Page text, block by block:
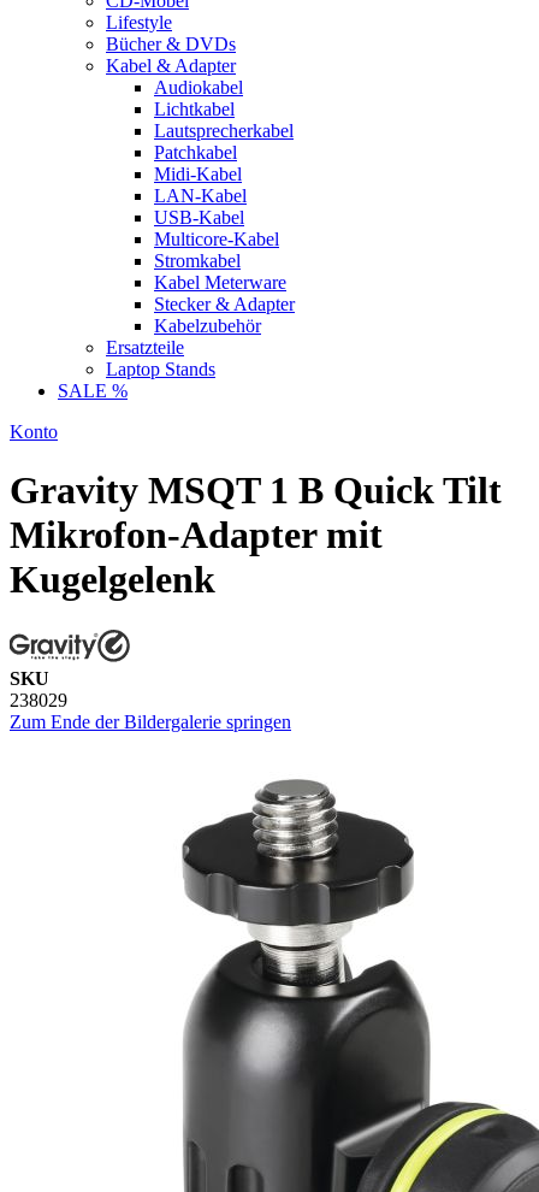
Lifestyle
Bücher & DVDs
Kabel & Adapter
Audiokabel
Lichtkabel
Lautsprecherkabel
Patchkabel
Midi-Kabel
LAN-Kabel
USB-Kabel
Multicore-Kabel
Stromkabel
Kabel Meterware
Stecker & Adapter
Kabelzubehör
Ersatzteile
Laptop Stands
SALE %
Konto
Gravity MSQT 1 B Quick Tilt
Mikrofon-Adapter mit
Kugelgelenk
SKU
238029
Zum Ende der Bildergalerie springen